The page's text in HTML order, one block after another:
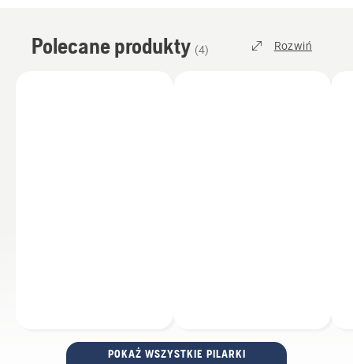
Polecane produkty (4) Rozwiń
POKAŻ WSZYSTKIE PILARKI